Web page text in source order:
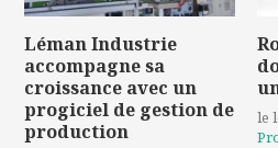
Léman Industrie
accompagne sa
croissance avec un
progiciel de gestion de
production
le